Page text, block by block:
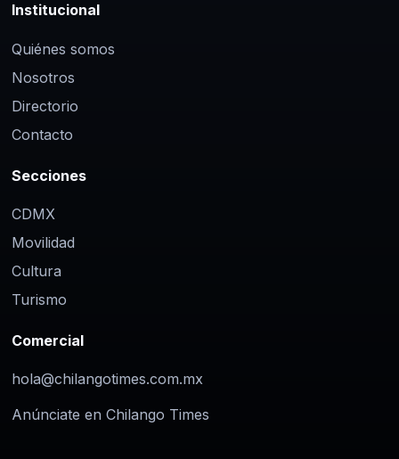
Institucional
Quiénes somos
Nosotros
Directorio
Contacto
Secciones
CDMX
Movilidad
Cultura
Turismo
Comercial
hola@chilangotimes.com.mx
Anúnciate en Chilango Times